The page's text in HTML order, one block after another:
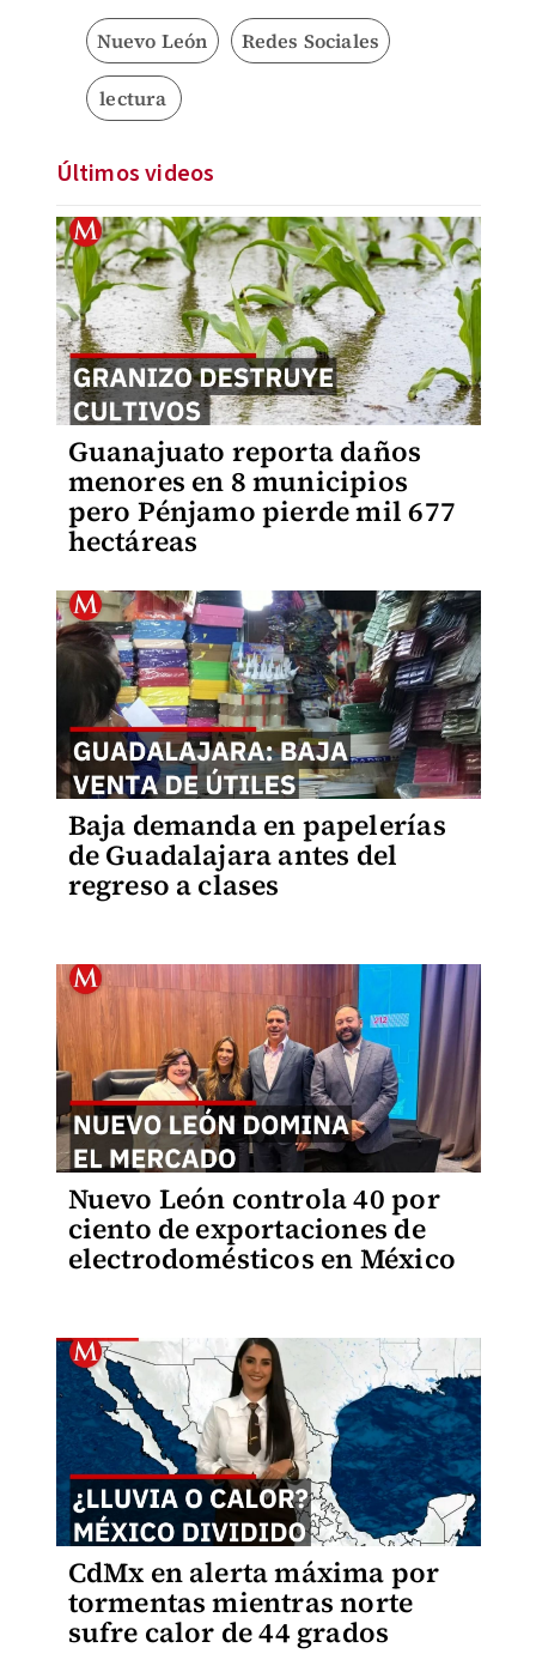
Nuevo León Redes Sociales
lectura
Últimos videos
Guanajuato reporta daños
menores en 8 municipios
pero Pénjamo pierde mil 677
hectáreas
Baja demanda en papelerías
de Guadalajara antes del
regreso a clases
Nuevo León controla 40 por
ciento de exportaciones de
electrodomésticos en México
CdMx en alerta máxima por
tormentas mientras norte
sufre calor de 44 grados